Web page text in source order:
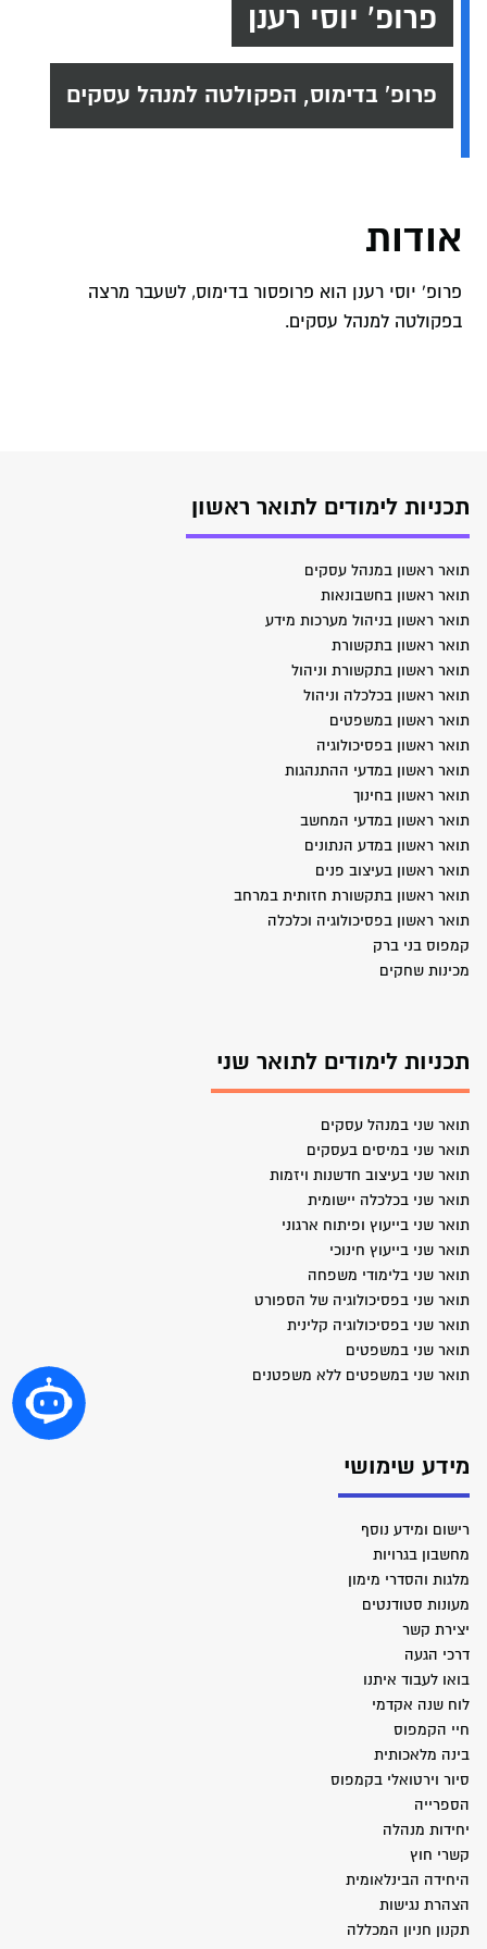
פרופ' יוסי רענן
פרופ' בדימוס, הפקולטה למנהל עסקים
אודות
פרופ' יוסי רענן הוא פרופסור בדימוס, לשעבר מרצה
בפקולטה למנהל עסקים.
תכניות לימודים לתואר ראשון
תואר ראשון במנהל עסקים
תואר ראשון בחשבונאות
תואר ראשון בניהול מערכות מידע
תואר ראשון בתקשורת
תואר ראשון בתקשורת וניהול
תואר ראשון בכלכלה וניהול
תואר ראשון במשפטים
תואר ראשון בפסיכולוגיה
תואר ראשון במדעי ההתנהגות
תואר ראשון בחינוך
תואר ראשון במדעי המחשב
תואר ראשון במדע הנתונים
תואר ראשון בעיצוב פנים
תואר ראשון בתקשורת חזותית במרחב
תואר ראשון בפסיכולוגיה וכלכלה
קמפוס בני ברק
מכינות שחקים
תכניות לימודים לתואר שני
תואר שני במנהל עסקים
תואר שני במיסים בעסקים
תואר שני בעיצוב חדשנות ויזמות
תואר שני בכלכלה יישומית
תואר שני בייעוץ ופיתוח ארגוני
תואר שני בייעוץ חינוכי
תואר שני בלימודי משפחה
תואר שני בפסיכולוגיה של הספורט
תואר שני בפסיכולוגיה קלינית
תואר שני במשפטים
תואר שני במשפטים ללא משפטנים
מידע שימושי
רישום ומידע נוסף
מחשבון בגרויות
מלגות והסדרי מימון
מעונות סטודנטים
יצירת קשר
דרכי הגעה
בואו לעבוד איתנו
לוח שנה אקדמי
חיי הקמפוס
בינה מלאכותית
סיור וירטואלי בקמפוס
הספרייה
יחידות מנהלה
קשרי חוץ
היחידה הבינלאומית
הצהרת נגישות
תקנון חניון המכללה